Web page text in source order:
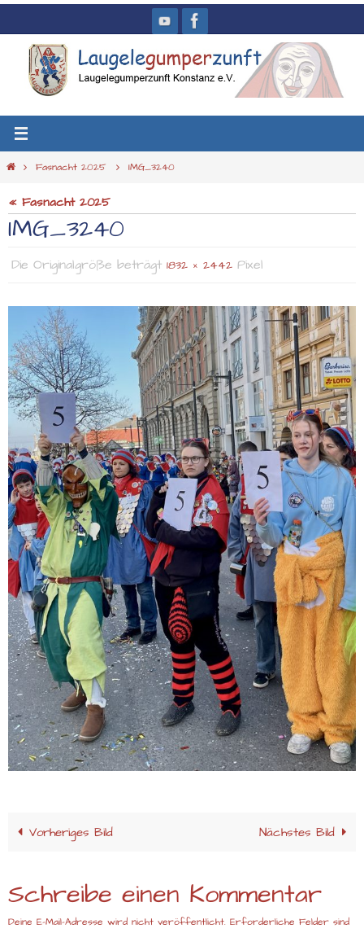
Inhalt
springen
StartFasnacht 2025 IMG_3240
« Fasnacht 2025
IMG_3240
Die Originalgröße beträgt 1832 × 2442 Pixel
Vorheriges Bild Nächstes Bild
Schreibe einen Kommentar
Deine E-Mail-Adresse wird nicht veröffentlicht. Erforderliche Felder sind